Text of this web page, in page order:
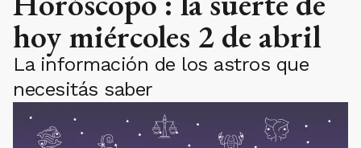
hoy miércoles 2 de abril
La información de los astros que
necesitás saber